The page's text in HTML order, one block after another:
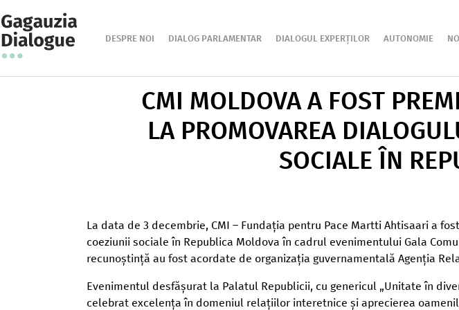
DESPRE NOI DIALOG PARLAMENTAR DIALOGUL EXPERȚILOR AUTONOMIE
CMI MOLDOVA A FOST
LA PROMOVAREA
SOCIALE ÎN
La data de 3 decembrie, CMI – Fundația pentru Pace Martti Ahtisaari a
coeziunii sociale în Republica Moldova în cadrul evenimentului Gala
recunoștință au fost acordate de organizația guvernamentală Agenția
Evenimentul desfășurat la Palatul Republicii, cu genericul „Unitate în
celebrat excelența în domeniul relațiilor interetnice și aprecierea